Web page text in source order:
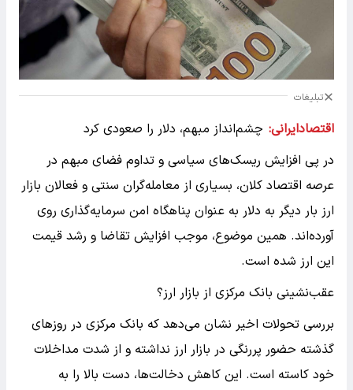
تبلیغات
اقتصادایرانی: چشم‌انداز مبهم، دلار را صعودی کرد
در پی افزایش ریسک‌های سیاسی و تداوم فضای مبهم در
عرصه اقتصاد کلان، بسیاری از معامله‌گران سنتی و فعالان بازار
ارز بار دیگر به دلار به عنوان پناهگاه امن سرمایه‌گذاری روی
آورده‌اند. همین موضوع، موجب افزایش تقاضا و رشد قیمت
این ارز شده است.
عقب‌نشینی بانک مرکزی از بازار ارز؟
بررسی تحولات اخیر نشان می‌دهد که بانک مرکزی در روزهای
گذشته حضور پررنگی در بازار ارز نداشته و از شدت مداخلات
خود کاسته است. این کاهش دخالت‌ها، دست بالا را به